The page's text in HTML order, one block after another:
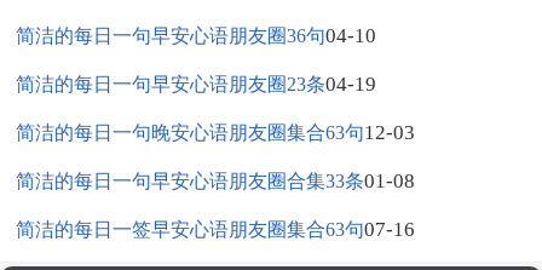
简洁的每日一句早安心语朋友圈36句04-10
简洁的每日一句早安心语朋友圈23条04-19
简洁的每日一句晚安心语朋友圈集合63句12-03
简洁的每日一句早安心语朋友圈合集33条01-08
简洁的每日一签早安心语朋友圈集合63句07-16